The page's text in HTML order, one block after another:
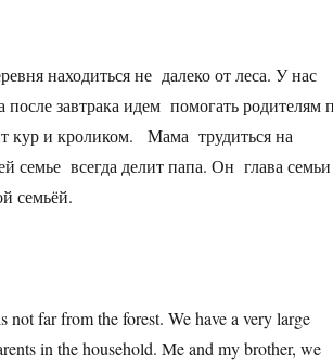
находиться не далеко от леса. У нас
завтрака идем помогать родителям
кур и кроликом. Мама трудиться на
семье всегда делит папа. Он глава
семьёй.
far from the forest. We have a very large
in the household. Me and my brother, we